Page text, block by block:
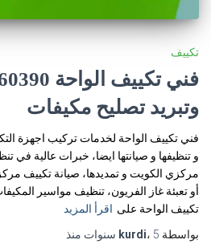
تكييف
وتبريد تصليح مكيفات
فني تكييف الواحة لخدمات تركيب اجهزة
و تنظيفها و صيانتها ايضا، خبرات عالية في
مركزي الكويت و تمديدها، صيانة تكييف
أو تعبئة غاز الفريون، تنظيف مواسير
تكييف الواحة على اقرأ المزيد
بواسطة
kurdi، 5 سنوات منذ